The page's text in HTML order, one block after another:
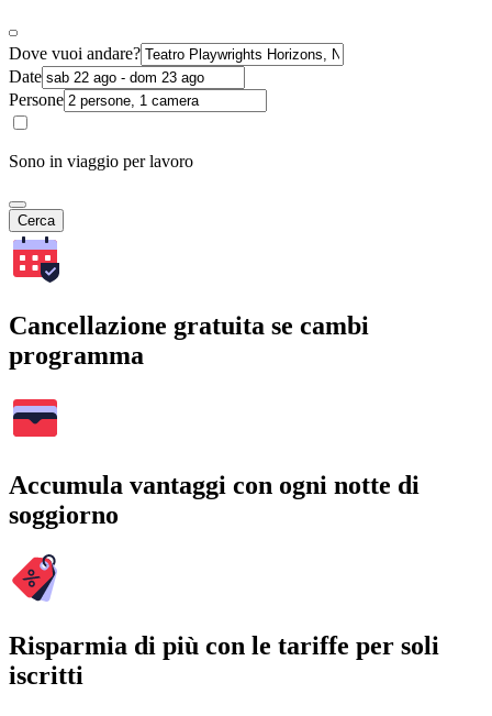
Dove vuoi andare?
Date
Persone
Sono in viaggio per lavoro
Cerca
Cancellazione gratuita se cambi
programma
Accumula vantaggi con ogni notte di
soggiorno
Risparmia di più con le tariffe per soli
iscritti